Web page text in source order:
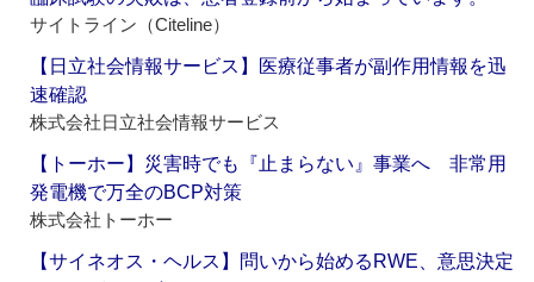
サイトライン（Citeline）
【日立社会情報サービス】医療従事者が副作用情報を迅
速確認
株式会社日立社会情報サービス
【トーホー】災害時でも『止まらない』事業へ 非常用
発電機で万全のBCP対策
株式会社トーホー
【サイネオス・ヘルス】問いから始めるRWE、意思決定